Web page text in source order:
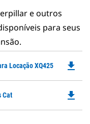
e outros
para seus
Locação XQ425
a
file_download
Cat file_download